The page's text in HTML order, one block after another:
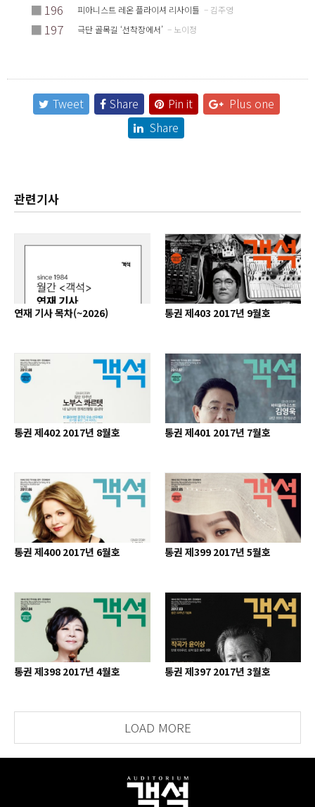
■ 196 피아니스트 레온 플라이셔 리사이틀 – 김주영
■ 197 극단 골목길 ‘선착장에서’ – 노이정
Tweet Share Pin it
Plus one
Share
관련기사
연재 기사 목차(~2026) 통권 제403 2017년 9월호
통권 제402 2017년 8월호 통권 제401 2017년 7월호
통권 제400 2017년 6월호 통권 제399 2017년 5월호
통권 제398 2017년 4월호 통권 제397 2017년 3월호
LOAD MORE